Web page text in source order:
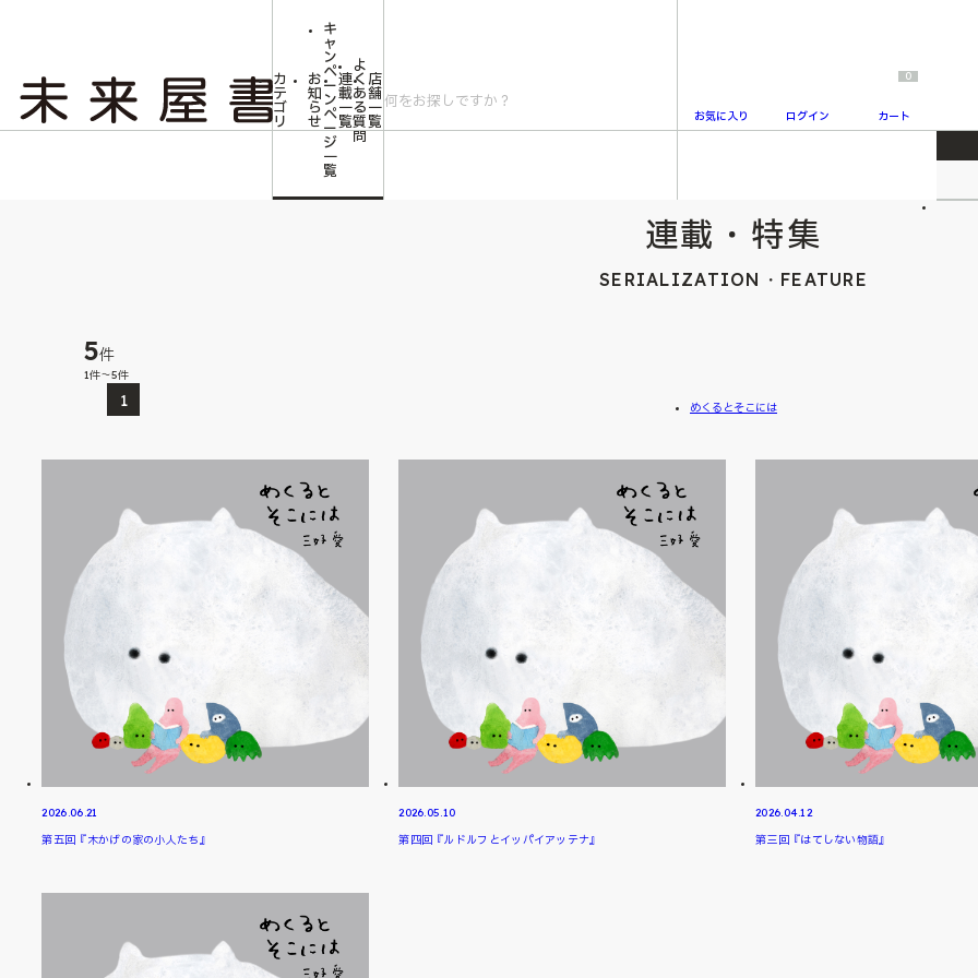
カ
テ
ゴ
リ
お
知
ら
せ
キ
ャ
ン
ペ
ー
ン
ペ
ー
ジ
一
覧
連
載
一
覧
よ
く
あ
る
質
問
店
舗
一
覧
お気に入り ログイン
0
カート
めくるとそこには
連載・特集
SERIALIZATION・FEATURE
5件
1件～5件
1 めくるとそこには
2026.06.21
第五回『木かげの家の小人たち』
2026.05.10
第四回『ルドルフとイッパイアッテナ』
2026.04.12
第三回『はてしない物語』